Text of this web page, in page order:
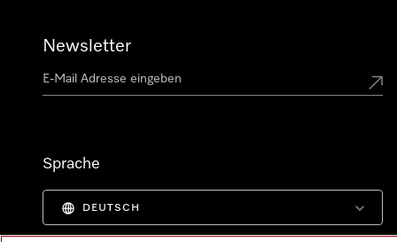
Newsletter
Sprache
DEUTSCH